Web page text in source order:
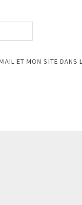
ET MON SITE DANS